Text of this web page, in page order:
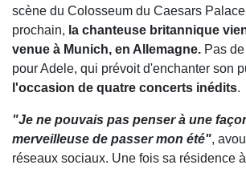
scène du Colosseum du Caesars
prochain, la chanteuse britannique
venue à Munich, en Allemagne. Pas
pour Adele, qui prévoit d'enchanter son
l'occasion de quatre concerts inédits.
"Je ne pouvais pas penser à une
merveilleuse de passer mon été",
réseaux sociaux. Une fois sa résidence